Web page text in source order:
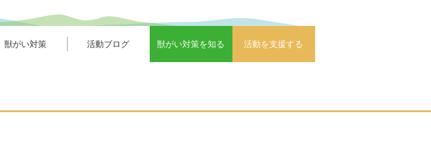
獣がい対策 活動ブログ 獣がい対策を知る 活動を支援する